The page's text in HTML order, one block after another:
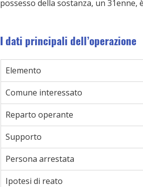
possesso della sostanza, un
I dati principali dell’operazione
Elemento
Comune interessato
Reparto operante
Supporto
Persona arrestata
Ipotesi di reato